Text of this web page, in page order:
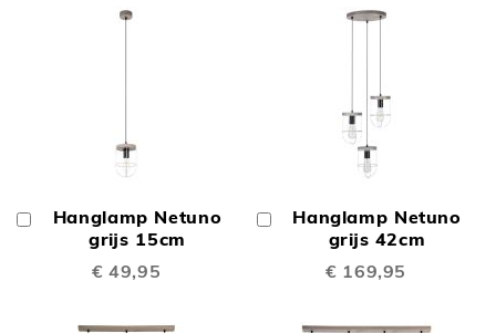
Hanglamp Netuno
grijs 15cm
€ 49,95
Winkelwagen
Hanglamp Netuno
grijs 42cm
€ 169,95
Winkelwagen